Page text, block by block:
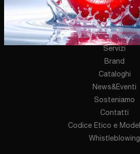
AZIENDA
Chi Siamo
Servizi
Brand
Cataloghi
News&Eventi
Sosteniamo
Contatti
Codice Etico e
Whistleblowing